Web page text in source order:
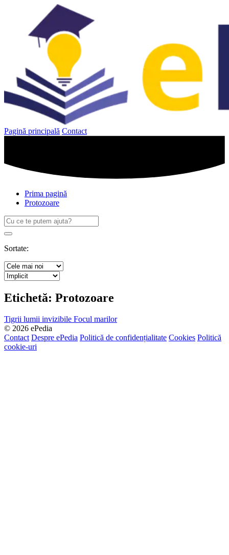
Pagină principală Contact
Prima pagină
Protozoare
Caută
după:
Search
Sortate:
Etichetă: Protozoare
Tigrii lumii invizibile Focul marilor
© 2026 ePedia
Contact Despre ePedia Politică de confidențialitate Cookies Politică
cookie-uri